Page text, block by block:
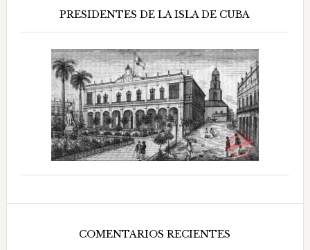
PRESIDENTES DE LA ISLA DE CUBA
COMENTARIOS RECIENTES